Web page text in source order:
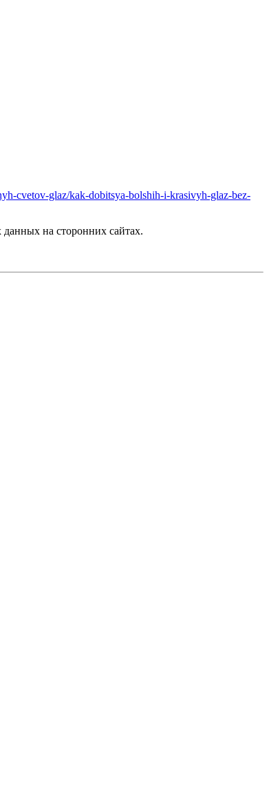
cvetov-glaz/kak-dobitsya-bolshih-i-krasivyh-glaz-bez-
на сторонних сайтах.